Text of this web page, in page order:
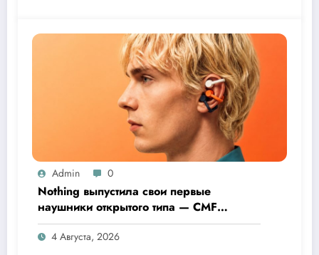
Admin 0
Nothing выпустила свои первые
наушники открытого типа — CMF
Clip Pro
4 Августа, 2026